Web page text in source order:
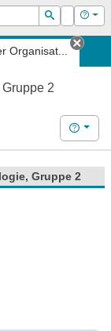
Suchen
Login Hilfe
Organisat...
Tab
2
Hilfe
Gruppe 2